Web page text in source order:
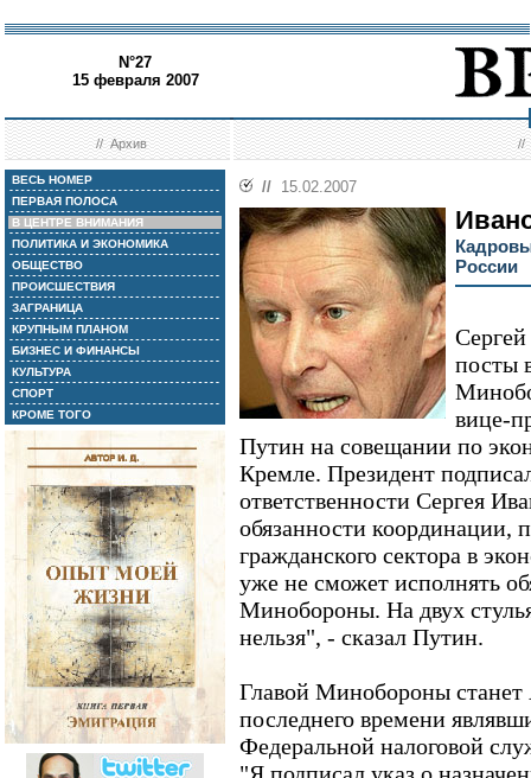
N°27
15 февраля 2007
//Архив //
ВЕСЬ НОМЕР
ПЕРВАЯ ПОЛОСА
В ЦЕНТРЕ ВНИМАНИЯ
ПОЛИТИКА И ЭКОНОМИКА
ОБЩЕСТВО
ПРОИСШЕСТВИЯ
ЗАГРАНИЦА
КРУПНЫМ ПЛАНОМ
БИЗНЕС И ФИНАНСЫ
КУЛЬТУРА
СПОРТ
КРОМЕ ТОГО
// 15.02.2007
России
посты
вице-
Путин на совещании по
Кремле. Президент
ответственности Сергея
обязанности
гражданского сектора в
уже не сможет исполнять
Минобороны. На двух
нельзя", - сказал Путин.
Главой Минобороны
последнего времени
Федеральной налоговой